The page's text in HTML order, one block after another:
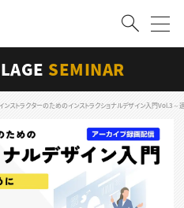
会員登録
SEMINAR
インストラクターのためのインストラクショナルデザイン入門Vol.3